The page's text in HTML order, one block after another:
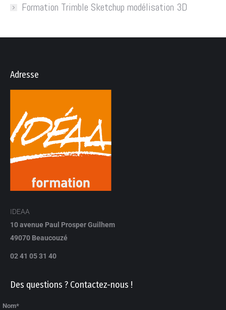
Formation Trimble Sketchup modélisation 3D
Adresse
IDEAA
10 avenue Paul Prosper Guilhem
49070 Beaucouzé
02 41 05 31 40
Des questions ? Contactez-nous !
Nom*